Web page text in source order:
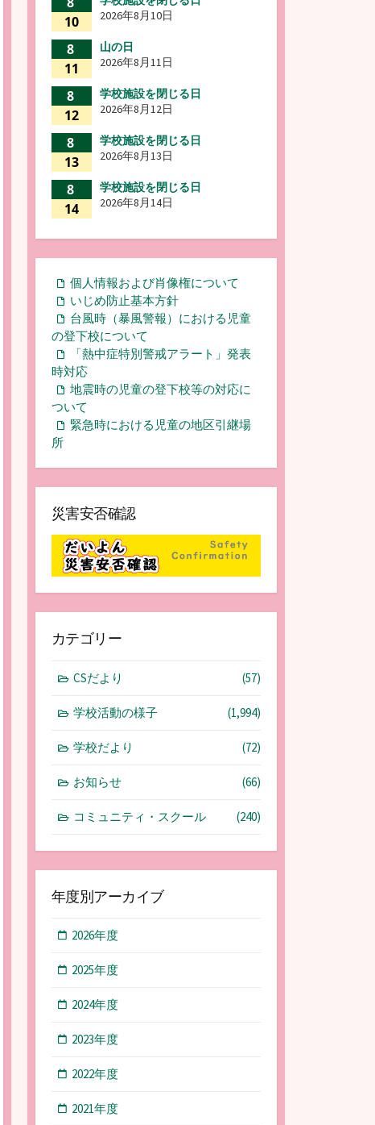
10
2026年8月10日
8
11
山の日
2026年8月11日
8
12
学校施設を閉じる日
2026年8月12日
8
13
学校施設を閉じる日
2026年8月13日
8
14
学校施設を閉じる日
2026年8月14日
個人情報および肖像権について
いじめ防止基本方針
台風時（暴風警報）における児童
の登下校について
「熱中症特別警戒アラート」発表
時対応
地震時の児童の登下校等の対応に
ついて
緊急時における児童の地区引継場
所
災害安否確認
カテゴリー
CSだより (57)
学校活動の様子 (1,994)
学校だより (72)
お知らせ (66)
コミュニティ・スクール (240)
年度別アーカイブ
2026年度
2025年度
2024年度
2023年度
2022年度
2021年度